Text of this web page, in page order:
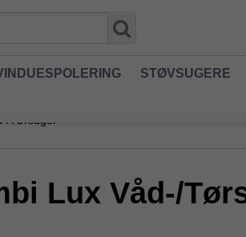
STØVSUGERE
Tørsuger
Lux Våd-/